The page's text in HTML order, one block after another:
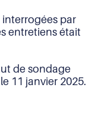
par
entretiens était
de sondage
11 janvier 2025.